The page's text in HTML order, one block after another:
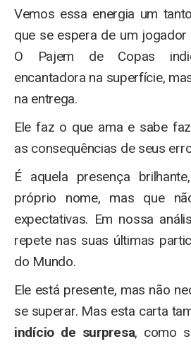
Vemos essa energia um
que se espera de um
O Pajem de Copas
encantadora na superfície,
na entrega.
Ele faz o que ama e sabe
as consequências de seus
É aquela presença
próprio nome, mas que
expectativas. Em nossa
repete nas suas últimas
do Mundo.
Ele está presente, mas não
se superar. Mas esta carta
indício de surpresa, como